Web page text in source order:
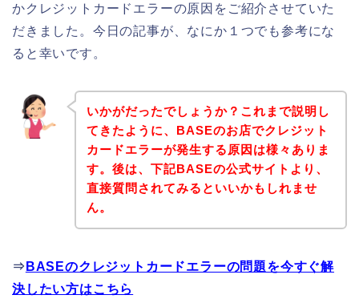
かクレジットカードエラーの原因をご紹介させていた
だきました。今日の記事が、なにか１つでも参考にな
ると幸いです。
いかがだったでしょうか？これまで説明し
てきたように、BASEのお店でクレジット
カードエラーが発生する原因は様々ありま
す。後は、下記BASEの公式サイトより、
直接質問されてみるといいかもしれませ
ん。
⇒ BASEのクレジットカードエラーの問題を今すぐ解
決したい方はこちら